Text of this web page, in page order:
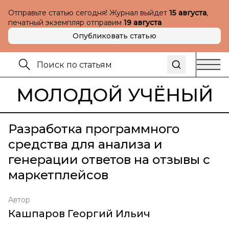
Отправьте статью сегодня! Журнал выйдет 15 августа,
печатный экземпляр отправим 19 августа
Опубликовать статью
МОЛОДОЙ УЧЁНЫЙ
Разработка программного
средства для анализа и
генерации ответов на отзывы с
маркетплейсов
Автор
Кашпаров Георгий Ильич